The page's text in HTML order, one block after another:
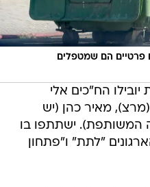
פרטיים הם שמטפלים
הח"כים אלי
(מרצ), מאיר כהן (יש
המשותפת). ישתתפו בו
"לתת" ו"פתחון